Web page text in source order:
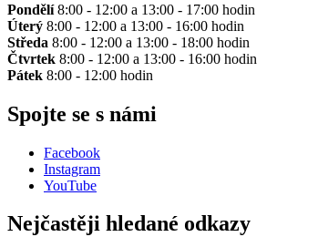
Pondělí8:00 - 12:00 a 13:00 - 17:00 hodin
Úterý 8:00 - 12:00 a 13:00 - 16:00 hodin
Středa 8:00 - 12:00 a 13:00 - 18:00 hodin
Čtvrtek 8:00 - 12:00 a 13:00 - 16:00 hodin
Pátek 8:00 - 12:00 hodin
Spojte se s námi
Facebook
Instagram
YouTube
Nejčastěji hledané odkazy